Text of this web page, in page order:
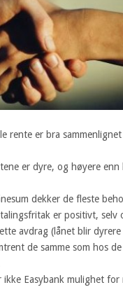
rente er bra
er dyre, og høyere enn
dekker de fleste
er positivt, selv
avdrag (lånet blir
de samme som hos
ikke Easybank mulighet for